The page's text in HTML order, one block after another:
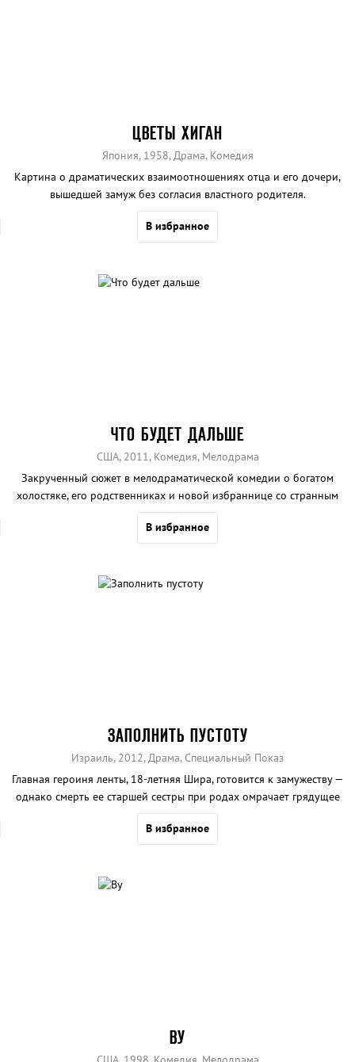
ЦВЕТЫ ХИГАН
Япония, 1958, Драма, Комедия
Картина о драматических взаимоотношениях отца и его дочери,
вышедшей замуж без согласия властного родителя.
В избранное
ЧТО БУДЕТ ДАЛЬШЕ
США, 2011, Комедия, Мелодрама
Закрученный сюжет в мелодраматической комедии о богатом
холостяке, его родственниках и новой избраннице со странным
В избранное
ЗАПОЛНИТЬ ПУСТОТУ
Израиль, 2012, Драма, Специальный Показ
Главная героиня ленты, 18-летняя Шира, готовится к замужеству —
однако смерть ее старшей сестры при родах омрачает грядущее
В избранное
ВУ